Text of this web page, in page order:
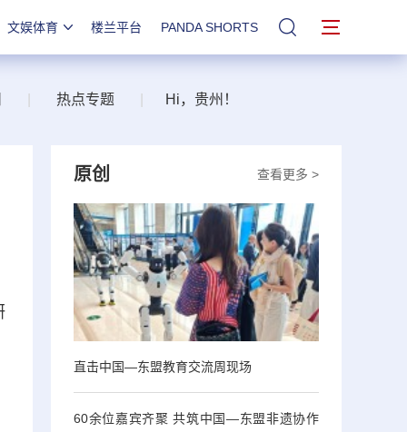
文娱体育 楼兰平台 PANDA SHORTS 站内搜索
热点专题 Hi，贵州！
查看更多 >
原创
直击中国—东盟教育交流周现场
60余位嘉宾齐聚 共筑中国—东盟非遗协作